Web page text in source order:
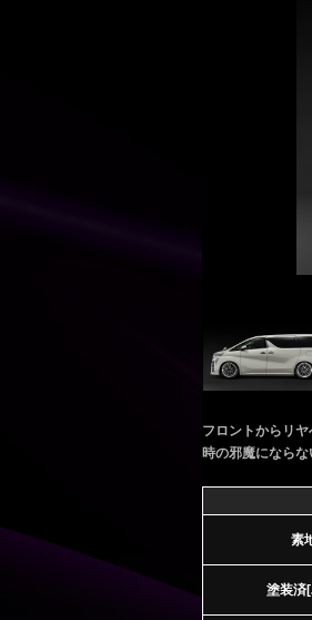
フロントからリ
時の邪魔にならな
素
塗装済